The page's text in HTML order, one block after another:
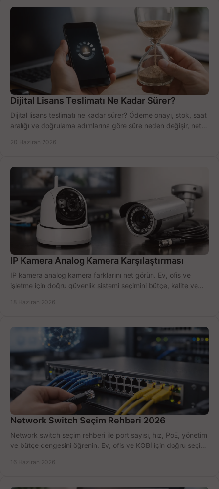
Dijital Lisans Teslimatı Ne Kadar Sürer?
Dijital lisans teslimatı ne kadar sürer? Ödeme onayı, stok, saat
aralığı ve doğrulama adımlarına göre süre neden değişir, net
20 Haziran 2026
IP Kamera Analog Kamera Karşılaştırması
IP kamera analog kamera farklarını net görün. Ev, ofis ve
işletme için doğru güvenlik sistemi seçimini bütçe, kalite ve
18 Haziran 2026
Network Switch Seçim Rehberi 2026
Network switch seçim rehberi ile port sayısı, hız, PoE, yönetim
ve bütçe dengesini öğrenin. Ev, ofis ve KOBİ için doğru seçimi
16 Haziran 2026